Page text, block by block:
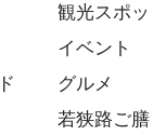
観光スポ
イベント
グルメ
若狭路ご膳